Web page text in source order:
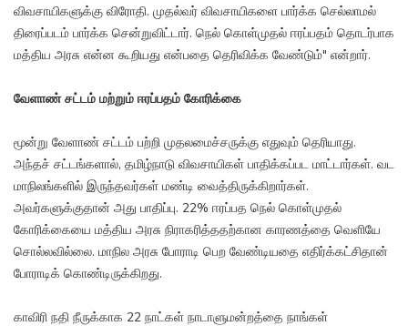
விவசாயிகளுக்கு விரோதி. முதல்வர் விவசாயிகளை பார்க்க செல்லாமல்
திரைப்படம் பார்க்க சென்றுவிட்டார். நெல் கொள்முதல் ஈரப்பதம் தொடர்பாக
மத்திய அரசு என்ன கூறியது என்பதை தெரிவிக்க வேண்டும்" என்றார்.
வேளாண் சட்டம் மற்றும் ஈரப்பதம் கோரிக்கை
மூன்று வேளாண் சட்டம் பற்றி முதலமைச்சருக்கு எதுவும் தெரியாது.
அந்தச் சட்டங்களால், தமிழ்நாடு விவசாயிகள் பாதிக்கப்பட மாட்டார்கள். வட
மாநிலங்களில் இருந்தவர்கள் மண்டி வைத்திருக்கிறார்கள்.
அவர்களுக்குதான் அது பாதிப்பு. 22% ஈரப்பத நெல் கொள்முதல்
கோரிக்கையை மத்திய அரசு நிராகரித்ததற்கான காரணத்தை வெளியே
சொல்லவில்லை. மாநில அரசு போராடி பெற வேண்டியதை எதிர்க்கட்சிதான்
போராடிக் கொண்டிருக்கிறது.
காவிரி நதி நீருக்காக 22 நாட்கள் நாடாளுமன்றத்தை நாங்கள்